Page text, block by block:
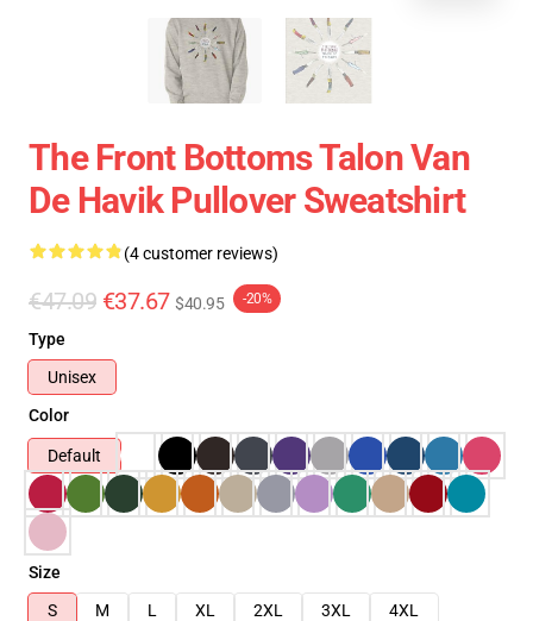
The Front Bottoms Talon Van
De Havik Pullover Sweatshirt
(4 customer reviews)
€47.09 €37.67 $40.95 -20%
Type
Unisex
Color
Default
Size
S
M L XL 2XL 3XL
4XL